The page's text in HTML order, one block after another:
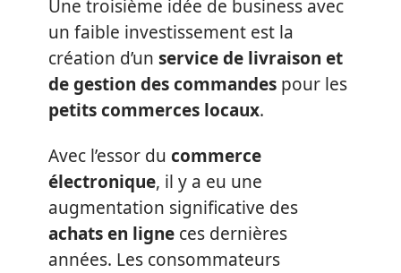
Une troisième idée de business avec
un faible investissement est la
création d’un service de livraison et
de gestion des commandes pour les
petits commerces locaux.
Avec l’essor du commerce
électronique, il y a eu une
augmentation significative des
achats en ligne ces dernières
années. Les consommateurs